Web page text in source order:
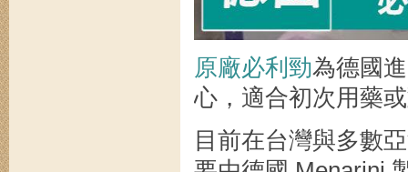
原廠必利勁為德國
心，適合初次用藥
目前在台灣與多數